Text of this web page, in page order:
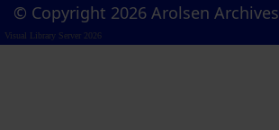
© Copyright 2026 Arolsen Archives
Visual Library Server 2026